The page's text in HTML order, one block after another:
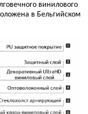
винилового
в Бельгийском